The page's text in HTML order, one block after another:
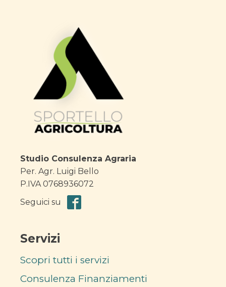
Studio Consulenza Agraria
Per. Agr. Luigi Bello
P.IVA 0768936072
Seguici su
Servizi
Scopri tutti i servizi
Consulenza Finanziamenti